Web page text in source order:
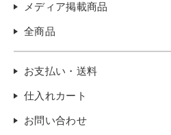
メディア掲載商品
全商品
お支払い・送料
仕入れカート
お問い合わせ